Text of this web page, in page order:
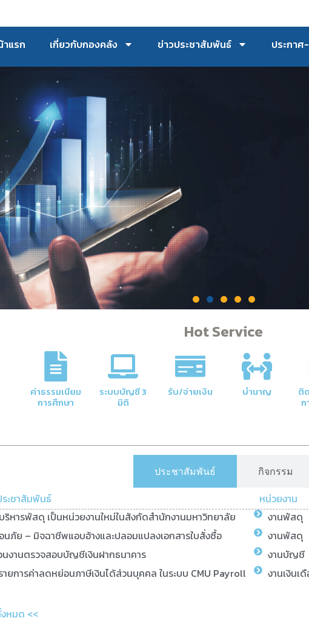
าแรก เกี่ยวกับกองคลัง ข่าวประชาสัมพันธ์ ประกา
กของกองคลัง
นและบัญชีของมหาวิทยาลัยให้มี
ใสและมีประสิทธิภาพ
Hot Service
ค่าธรรมเนียม
การศึกษา
ระบบบัญชี 3
มิติ
รับ/จ่ายเงิน บำนาญ ติ
ก
ประชาสัมพันธ์ กิจกรรม
ะชาสัมพันธ์ หน่วยงาน
หารพัสดุ เป็นหน่วยงานใหม่ในสังกัดสำนักงานมหาวิทยาลัย
งานพัสดุ
นภัย – มิจฉาชีพแอบอ้างและปลอมแปลงเอกสารใบสั่งซื้อ
งานพัสดุ
งานตรวจสอบบัญชีเงินฝากธนาคาร
งานบัญชี
ยการค่าลดหย่อนภาษีเงินได้ส่วนบุคคล ในระบบ CMU Payroll
งานเงินเ
หมด <<